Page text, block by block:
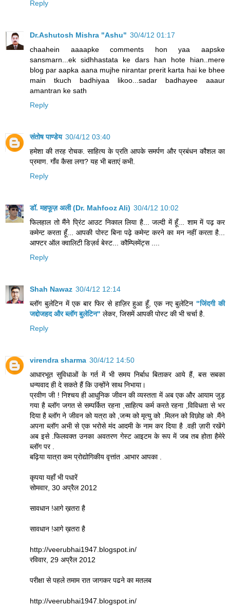
Reply
Dr.Ashutosh Mishra "Ashu" 30/4/12 01:17
chaahein aaaapke comments hon yaa aapske
sansmarn...ek sidhhastata ke dars han hote hian..mere
blog par aapka aana mujhe nirantar prerit karta hai ke bhee
main tkuch badhiyaa likoo...sadar badhayee aaaur
amantran ke sath
Reply
संतोष पाण्डेय 30/4/12 03:40
हमेशा की तरह रोचक. साहित्य के प्रति आपके समर्पण और प्रबंधन कौशल का
प्रमाण. गाँव कैसा लगा? यह भी बताएं कभी.
Reply
डॉ. महफूज़ अली (Dr. Mahfooz Ali) 30/4/12 10:02
फिलहाल तो मैंने प्रिंट आउट निकाल लिया है... जल्दी में हूँ... शाम में पढ़ कर
कमेन्ट करता हूँ... आपकी पोस्ट बिना पढ़े कमेन्ट करने का मन नहीं करता है...
आफ्टर ऑल क्वालिटी डिज़र्व बेस्ट... कौम्प्लिमेंट्स ....
Reply
Shah Nawaz 30/4/12 12:14
ब्लॉग बुलेटिन में एक बार फिर से हाज़िर हुआ हूँ, एक नए बुलेटिन "जिंदगी की
जद्दोजहद और ब्लॉग बुलेटिन" लेकर, जिसमें आपकी पोस्ट की भी चर्चा है.
Reply
virendra sharma 30/4/12 14:50
आधारभूत सुविधाओं के गर्त में भी समय निर्बाध बिताकर आये हैं, बस सबका
धन्यवाद ही दे सकते हैं कि उन्होंने साथ निभाया।
प्रवीण जी ! निश्चय ही आधुनिक जीवन की व्यस्तता में अब एक और आयाम जुड़
गया है ब्लॉग जगत से सम्पर्कित रहना ,साहित्य कर्म करते रहना ,विविधता से भर
दिया है ब्लॉग ने जीवन को यत्रा को ,जन्म को मृत्यु को .मिलन को विछोह को .मैंने
अपना ब्लॉग अभी से एक भरोसे मंद आदमी के नाम कर दिया है .वही ज़ारी रखेंगे
अब इसे .फिलवक्त उनका अवतरण गेस्ट आइटम के रूप में जब तब होता हैमेरे
ब्लॉग पर .
बढ़िया यात्रा कम प्रोद्योगिकीय वृत्तांत .आभार आपका .
कृपया यहाँ भी पधारें
सोमवार, 30 अप्रैल 2012
सावधान !आगे ख़तरा है
सावधान !आगे ख़तरा है
http://veerubhai1947.blogspot.in/
रविवार, 29 अप्रैल 2012
परीक्षा से पहले तमाम रात जागकर पढने का मतलब
http://veerubhai1947.blogspot.in/